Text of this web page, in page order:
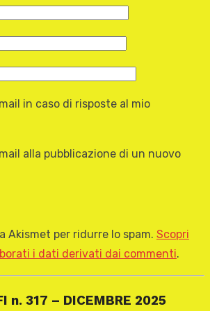
in caso di risposte al mio
alla pubblicazione di un nuovo
Akismet per ridurre lo spam. Scopri
i dati derivati dai commenti.
n. 317 – DICEMBRE 2025